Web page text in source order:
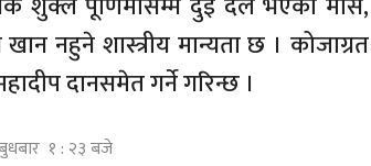
नहुने शास्त्रीय मान्यता छ । कोजाग्रत
दानसमेत गर्ने गरिन्छ ।
१ : २३ बजे